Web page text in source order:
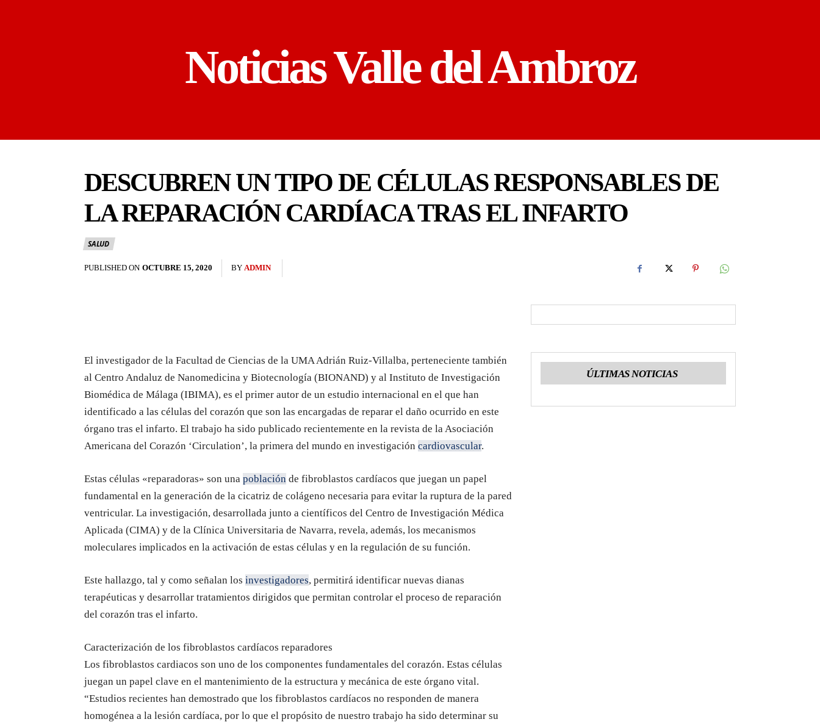
Noticias Valle del Ambroz
DESCUBREN UN TIPO DE CÉLULAS RESPONSABLES DE
LA REPARACIÓN CARDÍACA TRAS EL INFARTO
SALUD
PUBLISHED ON OCTUBRE 15, 2020 BY ADMIN
El investigador de la Facultad de Ciencias de la UMA Adrián Ruiz-Villalba, perteneciente también
al Centro Andaluz de Nanomedicina y Biotecnología (BIONAND) y al Instituto de Investigación
Biomédica de Málaga (IBIMA), es el primer autor de un estudio internacional en el que han
identificado a las células del corazón que son las encargadas de reparar el daño ocurrido en este
órgano tras el infarto. El trabajo ha sido publicado recientemente en la revista de la Asociación
Americana del Corazón ‘Circulation’, la primera del mundo en investigación cardiovascular.
Estas células «reparadoras» son una población de fibroblastos cardíacos que juegan un papel
fundamental en la generación de la cicatriz de colágeno necesaria para evitar la ruptura de la pared
ventricular. La investigación, desarrollada junto a científicos del Centro de Investigación Médica
Aplicada (CIMA) y de la Clínica Universitaria de Navarra, revela, además, los mecanismos
moleculares implicados en la activación de estas células y en la regulación de su función.
Este hallazgo, tal y como señalan los investigadores, permitirá identificar nuevas dianas
terapéuticas y desarrollar tratamientos dirigidos que permitan controlar el proceso de reparación
del corazón tras el infarto.
Caracterización de los fibroblastos cardíacos reparadores
Los fibroblastos cardiacos son uno de los componentes fundamentales del corazón. Estas células
juegan un papel clave en el mantenimiento de la estructura y mecánica de este órgano vital.
“Estudios recientes han demostrado que los fibroblastos cardíacos no responden de manera
homogénea a la lesión cardíaca, por lo que el propósito de nuestro trabajo ha sido determinar su
ÚLTIMAS NOTICIAS